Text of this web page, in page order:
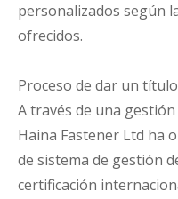
personalizados según
ofrecidos.
Proceso de dar un título
A través de una
Haina Fastener Ltd ha
de sistema de gestión
certificación